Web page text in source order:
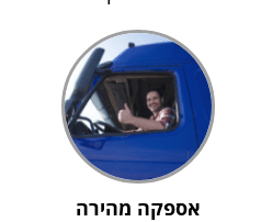
אספקה מהירה